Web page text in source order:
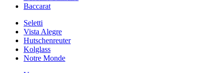
Baccarat
Seletti
Vista Alegre
Hutschenreuter
Kolglass
Notre Monde